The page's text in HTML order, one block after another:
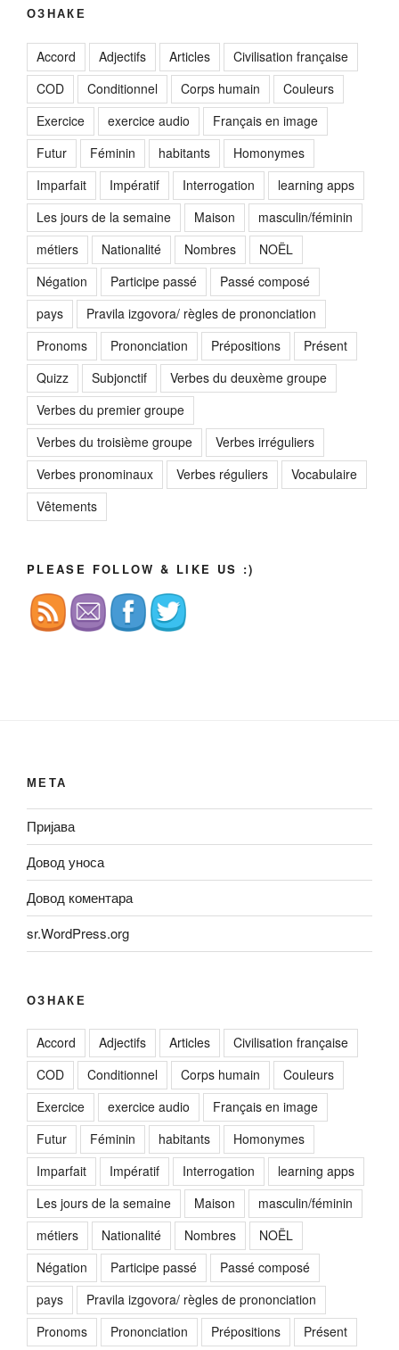
ОЗНАКЕ
Accord Adjectifs Articles
Civilisation française
COD
Conditionnel Corps humain
Couleurs
Exercice
exercice audio
Français en image
Futur
Féminin habitants
Homonymes
Imparfait
Impératif Interrogation
learning apps
Les jours de la semaine
Maison
masculin/féminin
métiers
Nationalité Nombres
NOËL
Négation
Participe passé
Passé composé
pays
Pravila izgovora/ règles de prononciation
Pronoms
Prononciation Prépositions
Présent
Quizz
Subjonctif
Verbes du deuxème groupe
Verbes du premier groupe
Verbes du troisième groupe
Verbes irréguliers
Verbes pronominaux
Verbes réguliers
Vocabulaire
Vêtements
PLEASE FOLLOW & LIKE US :)
МЕТА
Пријава
Довод уноса
Довод коментара
sr.WordPress.org
ОЗНАКЕ
Accord Adjectifs Articles
Civilisation française
COD
Conditionnel Corps humain
Couleurs
Exercice
exercice audio
Français en image
Futur
Féminin habitants
Homonymes
Imparfait
Impératif Interrogation
learning apps
Les jours de la semaine
Maison
masculin/féminin
métiers
Nationalité Nombres
NOËL
Négation
Participe passé
Passé composé
pays
Pravila izgovora/ règles de prononciation
Pronoms
Prononciation Prépositions Présent